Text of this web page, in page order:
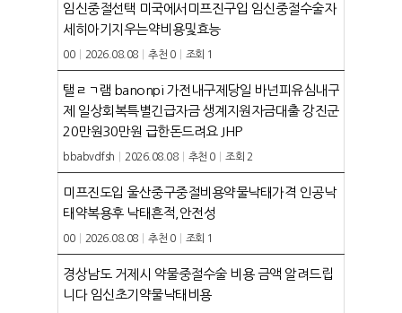
임신중절선택 미국에서미프진구입 임신중절수술자
세히아기지우는약비용및효능
00 2026.08.08 추천 0 조회 1
탤ㄹㄱ램 banonpi 가전내구제당일 바넌피유심내구
제 일상회복특별긴급자금 생계지원자금대출 강진군
20만원30만원 급한돈드려요 JHP
bbabvdfsh 2026.08.08 추천 0 조회 2
미프진도입 울산중구중절비용약물낙태가격 인공낙
태약복용후 낙태흔적,안전성
00 2026.08.08 추천 0 조회 1
경상남도 거제시 약물중절수술 비용 금액 알려드립
니다 임신초기약물낙­태비용
HOME
ABOUT
펜션소개
ROOMS
FACILITY